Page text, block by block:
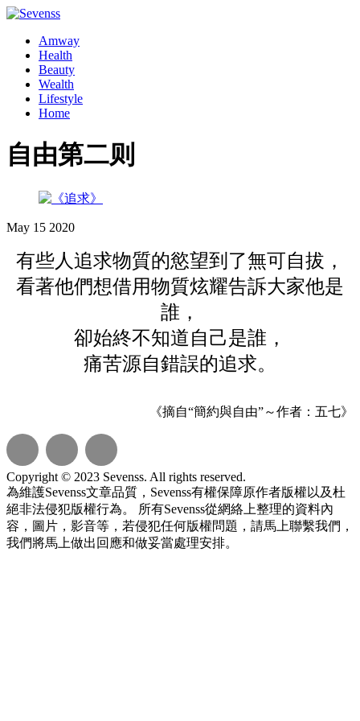
Amway
Health
Beauty
Wealth
Lifestyle
Home
自由第二则
May 15 2020
有些人追求物質的慾望到了無可自拔，
看著他們想借用物質炫耀告訴大家他是
誰，
卻始終不知道自己是誰，
痛苦源自錯誤的追求。
《摘自“簡約與自由”～作者：五七》
Copyright © 2023 Sevenss. All rights reserved.
為維護Sevenss文章品質，Sevenss有權保障原作者版權以及杜
絕非法侵犯版權行為。 所有Sevenss從網絡上整理的資料內
容，圖片，影音等，若侵犯任何版權問題，請馬上聯繫我們，
我們將馬上做出回應和做妥當處理安排。